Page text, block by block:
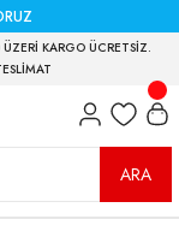
KARGO ÜCRETSİZ.
ARA